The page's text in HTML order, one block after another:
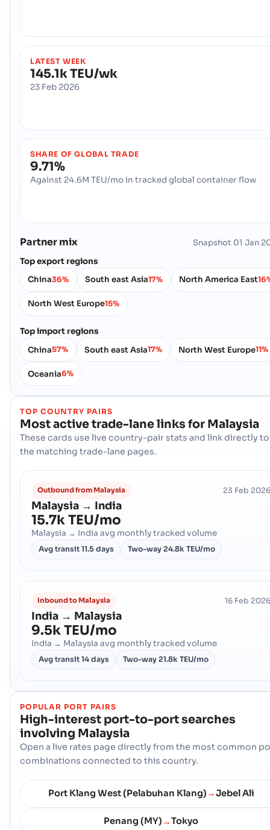
LATEST WEEK
145.1k TEU/wk
23 Feb 2026
SHARE OF GLOBAL TRADE
9.71%
Against 24.6M TEU/mo in tracked global container flow
Partner mix Snapshot 01 Jan
Top export regions
China36% South east Asia17% North America East
North West Europe15%
Top import regions
China57% South east Asia17% North West Europe11%
Oceania6%
TOP COUNTRY PAIRS
Most active trade-lane links for Malaysia
These cards use live country-pair stats and link directly to
the matching trade-lane pages.
Outbound from Malaysia 23 Feb 2026
Malaysia → India
15.7k TEU/mo
Malaysia → India avg monthly tracked volume
Avg transit 11.5 days Two-way 24.8k TEU/mo
Inbound to Malaysia 16 Feb 2026
India → Malaysia
9.5k TEU/mo
India → Malaysia avg monthly tracked volume
Avg transit 14 days Two-way 21.8k TEU/mo
POPULAR PORT PAIRS
High-interest port-to-port searches
involving Malaysia
Open a live rates page directly from the most common
combinations connected to this country.
Port Klang West (Pelabuhan Klang) →Jebel Ali
Penang (MY) →Tokyo